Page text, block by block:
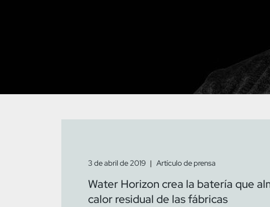
3 de abril de 2019 Artículo de prensa
Water Horizon crea la batería que
calor residual de las fábricas